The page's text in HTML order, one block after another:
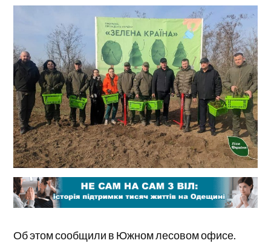
Об этом сообщили в Южном лесовом офисе.